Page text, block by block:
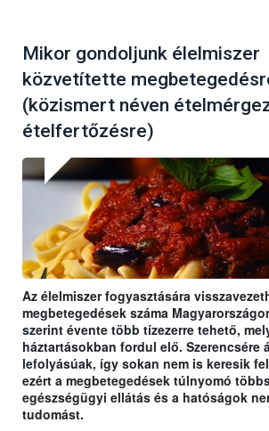
Mikor gondoljunk élelmiszer
közvetítette
(közismert néven
ételfertőzésre)
Az élelmiszer fogyasztására
megbetegedések száma
szerint évente több tízezerre tehető,
háztartásokban fordul elő. Szerencsére
lefolyásúak, így sokan nem is keresik
ezért a megbetegedések túlnyomó
egészségügyi ellátás és a hatóságok
tudomást.